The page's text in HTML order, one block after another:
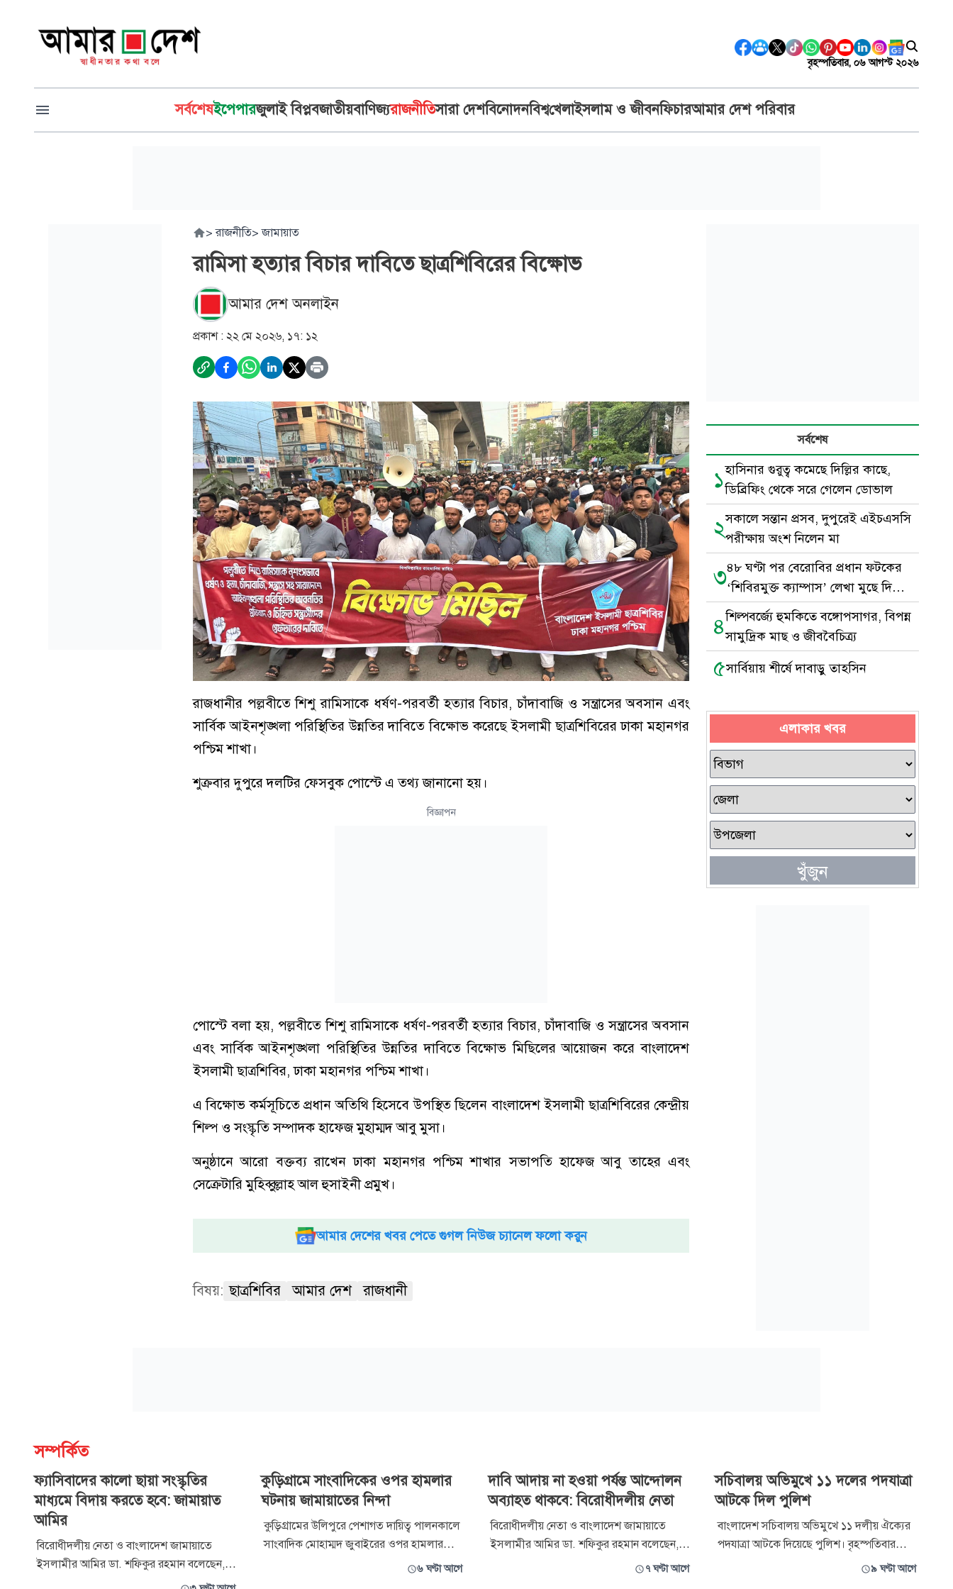
বৃহস্পতিবার, ০৬ আগস্ট ২০২৬
সর্বশেষইপেপারজুলাই বিপ্লবজাতীয়বাণিজ্যরাজনীতিসারা দেশবিনোদনবিশ্বখেলাইসলাম ও জীবনফিচারআমার দেশ পরিবার
> রাজনীতি> জামায়াত
রামিসা হত্যার বিচার দাবিতে ছাত্রশিবিরের বিক্ষোভ
আমার দেশ অনলাইন
প্রকাশ : ২২ মে ২০২৬, ১৭: ১২
রাজধানীর পল্লবীতে শিশু রামিসাকে ধর্ষণ-পরবর্তী হত্যার বিচার, চাঁদাবাজি ও সন্ত্রাসের অবসান এবং
সার্বিক আইনশৃঙ্খলা পরিস্থিতির উন্নতির দাবিতে বিক্ষোভ করেছে ইসলামী ছাত্রশিবিরের ঢাকা মহানগর
পশ্চিম শাখা।
শুক্রবার দুপুরে দলটির ফেসবুক পোস্টে এ তথ্য জানানো হয়।
বিজ্ঞাপন
পোস্টে বলা হয়, পল্লবীতে শিশু রামিসাকে ধর্ষণ-পরবর্তী হত্যার বিচার, চাঁদাবাজি ও সন্ত্রাসের অবসান
এবং সার্বিক আইনশৃঙ্খলা পরিস্থিতির উন্নতির দাবিতে বিক্ষোভ মিছিলের আয়োজন করে বাংলাদেশ
ইসলামী ছাত্রশিবির, ঢাকা মহানগর পশ্চিম শাখা।
এ বিক্ষোভ কর্মসূচিতে প্রধান অতিথি হিসেবে উপস্থিত ছিলেন বাংলাদেশ ইসলামী ছাত্রশিবিরের কেন্দ্রীয়
শিল্প ও সংস্কৃতি সম্পাদক হাফেজ মুহাম্মদ আবু মুসা।
অনুষ্ঠানে আরো বক্তব্য রাখেন ঢাকা মহানগর পশ্চিম শাখার সভাপতি হাফেজ আবু তাহের এবং
সেক্রেটারি মুহিব্বুল্লাহ আল হুসাইনী প্রমুখ।
আমার দেশের খবর পেতে গুগল নিউজ চ্যানেল ফলো করুন
বিষয়: ছাত্রশিবির আমার দেশ রাজধানী
সর্বশেষ
১হাসিনার গুরুত্ব কমেছে দিল্লির কাছে,
ডিব্রিফিং থেকে সরে গেলেন ডোভাল
২সকালে সন্তান প্রসব, দুপুরেই এইচএসসি
পরীক্ষায় অংশ নিলেন মা
৩৪৮ ঘণ্টা পর বেরোবির প্রধান ফটকের
‘শিবিরমুক্ত ক্যাম্পাস’ লেখা মুছে দিল
ছাত্রদল
৪শিল্পবর্জ্যে হুমকিতে বঙ্গোপসাগর, বিপন্ন
সামুদ্রিক মাছ ও জীববৈচিত্র্য
৫সার্বিয়ায় শীর্ষে দাবাড়ু তাহসিন
এলাকার খবর
খুঁজুন
সম্পর্কিত
ফ্যাসিবাদের কালো ছায়া সংস্কৃতির
মাধ্যমে বিদায় করতে হবে: জামায়াত
আমির
বিরোধীদলীয় নেতা ও বাংলাদেশ জামায়াতে
ইসলামীর আমির ডা. শফিকুর রহমান বলেছেন,
ফ্যাসিবাদ ও ফ্যাসিবাদের দোসরা চব্বিশের ৫
কুড়িগ্রামে সাংবাদিকের ওপর হামলার
ঘটনায় জামায়াতের নিন্দা
কুড়িগ্রামের উলিপুরে পেশাগত দায়িত্ব পালনকালে
সাংবাদিক মোহাম্মদ জুবাইরের ওপর হামলার
ঘটনায় গভীর উদ্বেগ ও তীব্র নিন্দা প্রতিবাদ৬ ঘণ্টা আগে
দাবি আদায় না হওয়া পর্যন্ত আন্দোলন
অব্যাহত থাকবে: বিরোধীদলীয় নেতা
বিরোধীদলীয় নেতা ও বাংলাদেশ জামায়াতে
ইসলামীর আমির ডা. শফিকুর রহমান বলেছেন,
১১ দলীয় ঐক্য ১৮ কোটি মানুষের অধিকার রক্ষার
৭ ঘণ্টা আগে
সচিবালয় অভিমুখে ১১ দলের পদযাত্রা
আটকে দিল পুলিশ
বাংলাদেশ সচিবালয় অভিমুখে ১১ দলীয় ঐক্যের
পদযাত্রা আটকে দিয়েছে পুলিশ। বৃহস্পতিবার
দুপুরে ১১ দলীয় জোটের নেতারা সচিবালয়৯ ঘণ্টা আগে